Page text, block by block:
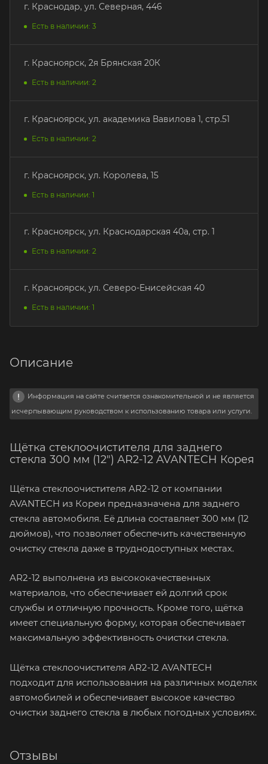
г. Краснодар, ул. Северная, 446
Есть в наличии: 3
г. Красноярск, 2я Брянская 20К
Есть в наличии: 2
г. Красноярск, ул. академика Вавилова 1, стр.51
Есть в наличии: 2
г. Красноярск, ул. Королева, 15
Есть в наличии: 1
г. Красноярск, ул. Краснодарская 40а, стр. 1
Есть в наличии: 2
г. Красноярск, ул. Северо-Енисейская 40
Есть в наличии: 1
Описание
Информация на сайте считается ознакомительной и не является
исчерпывающим руководством к использованию товара или услуги.
Щётка стеклоочистителя для заднего
стекла 300 мм (12") AR2-12 AVANTECH Корея
Щётка стеклоочистителя AR2-12 от компании
AVANTECH из Кореи предназначена для заднего
стекла автомобиля. Её длина составляет 300 мм (12
дюймов), что позволяет обеспечить качественную
очистку стекла даже в труднодоступных местах.
AR2-12 выполнена из высококачественных
материалов, что обеспечивает ей долгий срок
службы и отличную прочность. Кроме того, щётка
имеет специальную форму, которая обеспечивает
максимальную эффективность очистки стекла.
Щётка стеклоочистителя AR2-12 AVANTECH
подходит для использования на различных моделях
автомобилей и обеспечивает высокое качество
очистки заднего стекла в любых погодных условиях.
Отзывы